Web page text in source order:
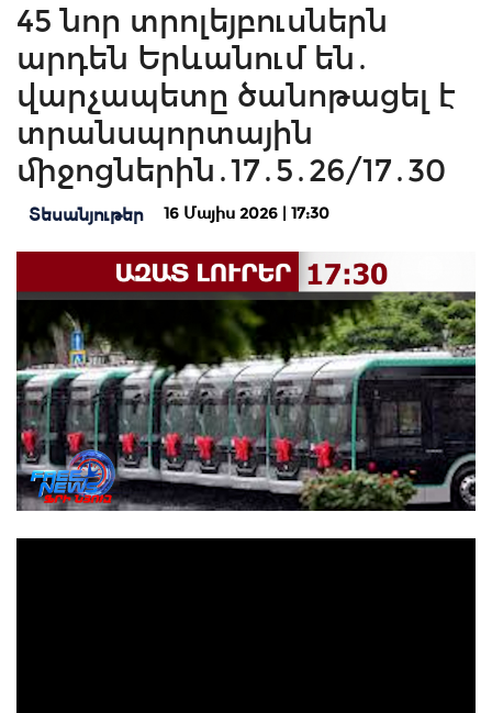
45 նոր տրոլեյբուսներն
արդեն Երևանում են․
վարչապետը ծանոթացել է
տրանսպորտային
միջոցներին․17․5․26/17․30
Տեսանյութեր 16 Մայիս 2026 | 17:30